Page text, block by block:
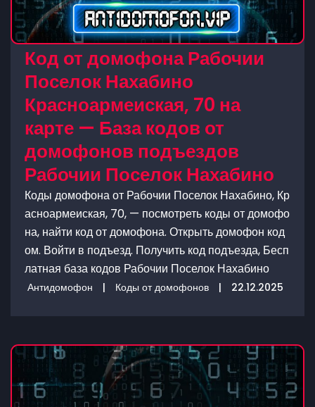
Код от домофона Рабочии
Поселок Нахабино
Красноармеиская, 70 на
карте — База кодов от
домофонов подъездов
Рабочии Поселок Нахабино
Коды домофона от Рабочии Поселок Нахабино, Кр
асноармеиская, 70, — посмотреть коды от домофо
на, найти код от домофона. Открыть домофон код
ом. Войти в подъезд. Получить код подъезда, Бесп
латная база кодов Рабочии Поселок Нахабино
Антидомофон | Коды от домофонов | 22.12.2025